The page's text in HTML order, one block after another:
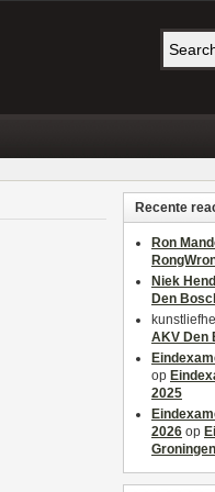
Recente
Ron
Niek
Den
AKV Den
op
2025
2026 op